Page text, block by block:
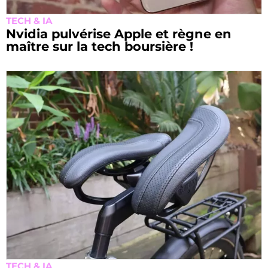
TECH & IA
Nvidia pulvérise Apple et règne en
maître sur la tech boursière !